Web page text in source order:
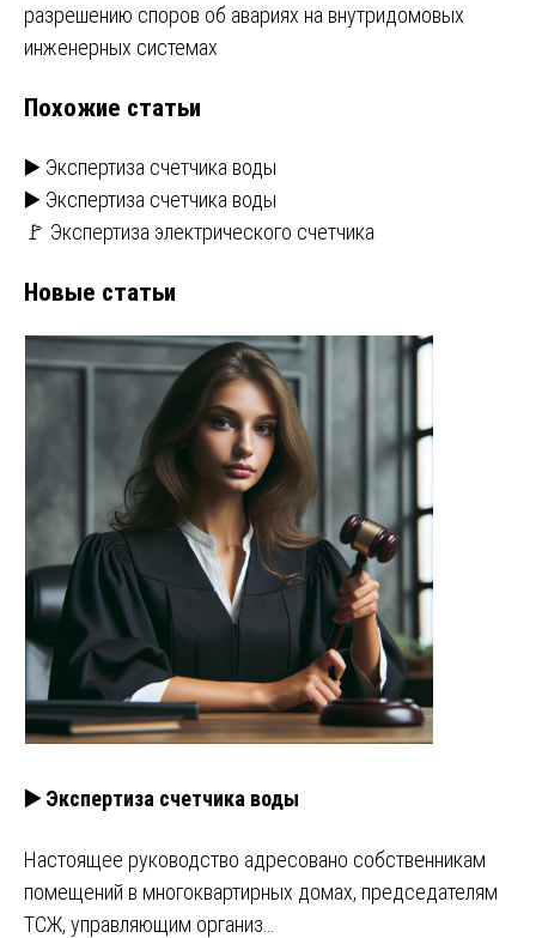
разрешению споров об авариях на внутридомовых
инженерных системах
Похожие статьи
▶️ Экспертиза счетчика воды
▶️ Экспертиза счетчика воды
🚩 Экспертиза электрического счетчика
Новые статьи
▶️ Экспертиза счетчика воды
Настоящее руководство адресовано собственникам
помещений в многоквартирных домах, председателям
ТСЖ, управляющим организ…